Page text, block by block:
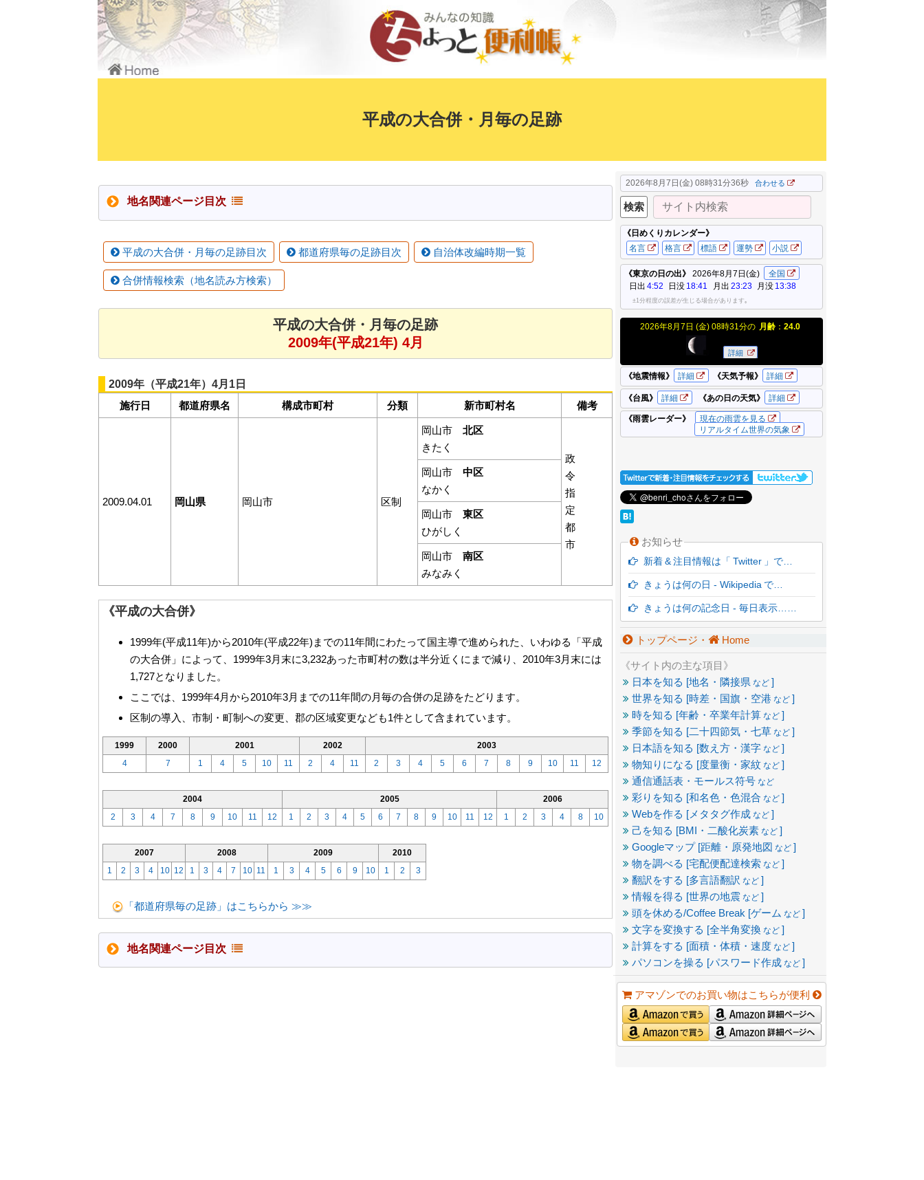
平成の大合併・月毎の足跡
地名関連ページ目次
平成の大合併・月毎の足跡目次 都道府県毎の足跡目次 自治体改編時期一覧
合併情報検索（地名読み方検索）
平成の大合併・月毎の足跡
2009年(平成21年) 4月
2009年（平成21年）4月1日
施行日
都道府県名 構成市町村 分類 新市町村名 備考
2009.04.01 岡山県 岡山市 区制
岡山市 北区
きたく
政
令
指
定
都
市
岡山市 中区
なかく
岡山市 東区
ひがしく
岡山市 南区
みなみく
《平成の大合併》
1999年(平成11年)から2010年(平成22年)までの11年間にわたって国主導で進められた、いわゆる「平成
の大合併」によって、1999年3月末に3,232あった市町村の数は半分近くにまで減り、2010年3月末には
1,727となりました。
ここでは、1999年4月から2010年3月までの11年間の月毎の合併の足跡をたどります。
区制の導入、市制・町制への変更、郡の区域変更なども1件として含まれています。
1999 2000 2001 2002
2003
4
7 1 4 5 10 11 2 4 11 2 3 4 5 6 7 8 9 10 11 12
2004 2005
2006
2
3 4 7 8 9 10 11 12 1 2 3 4 5 6 7 8 9 10 11 12 1 2 3 4 8 10
2007 2008 2009
2010
1
2 3 4 10 12 1 3 4 7 10 11 1 3 4 5 6 9 10 1 2 3
「都道府県毎の足跡」はこちらから ≫≫
地名関連ページ目次
2026年8月7日(金) 08時31分37秒 合わせる
お知らせ
新着 & 注目情報は「 Twitter 」で…
きょうは何の日 - Wikipedia で…
きょうは何の記念日 - 毎日表示……
トップページ・ Home
《サイト内の主な項目》
日本を知る [地名・隣接県 など ]
世界を知る [時差・国旗・空港 など ]
時を知る [年齢・卒業年計算 など ]
季節を知る [二十四節気・七草 など ]
日本語を知る [数え方・漢字 など ]
物知りになる [度量衡・家紋 など ]
通信通話表・モールス符号 など
彩りを知る [和名色・色混合 など ]
Webを作る [メタタグ作成 など ]
己を知る [BMI・二酸化炭素 など ]
Googleマップ [距離・原発地図 など ]
物を調べる [宅配便配達検索 など ]
翻訳をする [多言語翻訳 など ]
情報を得る [世界の地震 など ]
頭を休める/Coffee Break [ゲーム など ]
文字を変換する [全半角変換 など ]
計算をする [面積・体積・速度 など ]
パソコンを操る [パスワード作成 など ]
アマゾンでのお買い物はこちらが便利